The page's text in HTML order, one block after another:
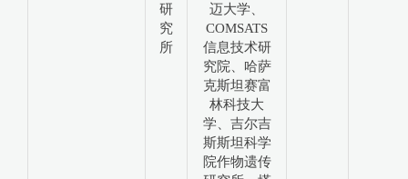
研
究
所
迈大学、
COMSATS
信息技术研
究院、哈萨
克斯坦赛富
林科技大
学、吉尔吉
斯斯坦科学
院作物遗传